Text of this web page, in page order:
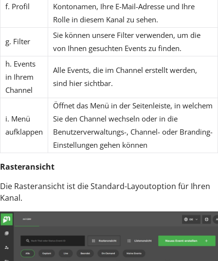
f. Profil
Kontonamen, Ihre E-Mail-Adresse und Ihre
Rolle in diesem Kanal zu sehen.
g. Filter
Sie können unsere Filter verwenden, um die
von Ihnen gesuchten Events zu finden.
h. Events
in Ihrem
Channel
Alle Events, die im Channel erstellt werden,
sind hier sichtbar.
i. Menü
aufklappen
Öffnet das Menü in der Seitenleiste, in welchem
Sie den Channel wechseln oder in die
Benutzerverwaltungs-, Channel- oder Branding-
Einstellungen gehen können
Rasteransicht
Die Rasteransicht ist die Standard-Layoutoption für Ihren
Kanal.